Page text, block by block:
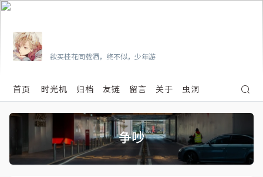
欲买桂花同载酒，终不似，少年游
首页 时光机 归档 友链 留言 关于 虫洞
争吵